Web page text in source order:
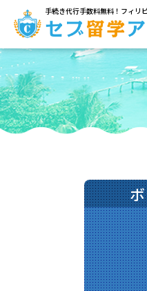
手続き代行手数料無料！フィリ